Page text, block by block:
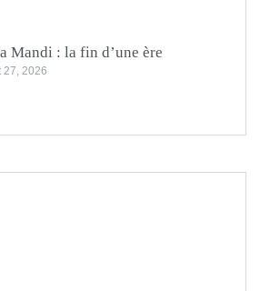
Mandi : la fin d’une ère
27, 2026